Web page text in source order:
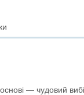
— чудовий